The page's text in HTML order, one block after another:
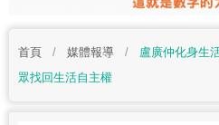
首頁 / 媒體報導 /
盧廣仲化身生
眾找回生活自主權